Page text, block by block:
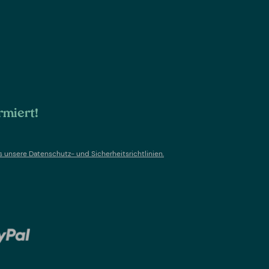
unsere Datenschutz- und Sicherheitsrichtlinien.